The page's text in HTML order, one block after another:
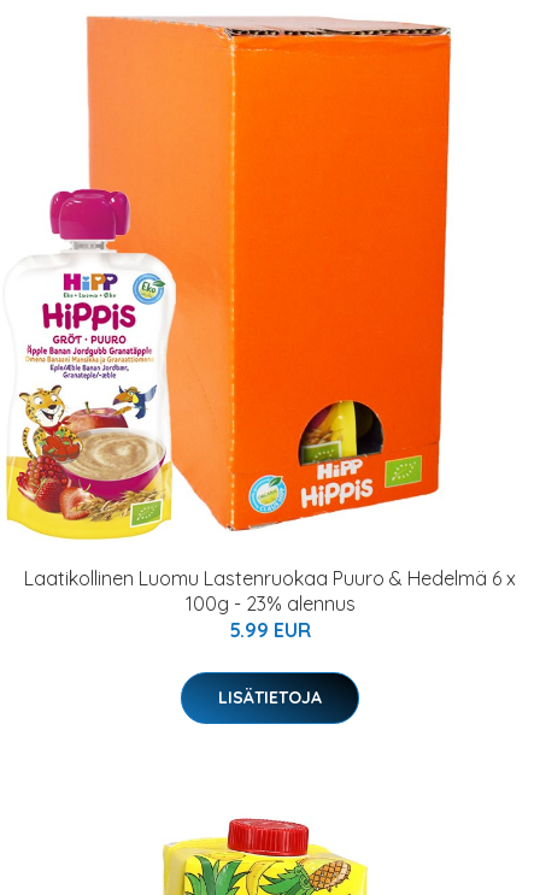
Laatikollinen Luomu Lastenruokaa Puuro & Hedelmä 6 x
100g - 23% alennus
5.99 EUR
LISÄTIETOJA